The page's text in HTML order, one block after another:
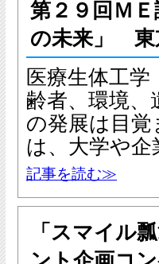
第２９回Ｍ
の未来」 東
医療生体工
齢者、環境
の発展は目
は、大学や
記事を読む≫
「スマイル